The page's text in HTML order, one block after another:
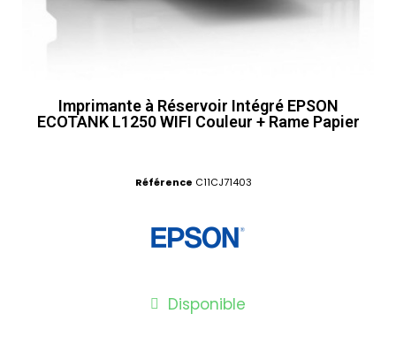
Imprimante à Réservoir Intégré EPSON
ECOTANK L1250 WIFI Couleur + Rame Papier
Référence C11CJ71403
Disponible